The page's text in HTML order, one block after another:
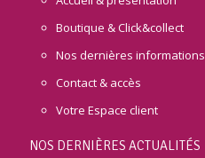
Boutique & Click&collect
Nos dernières informations
Contact & accès
Votre Espace client
NOS DERNIÈRES ACTUALITÉS